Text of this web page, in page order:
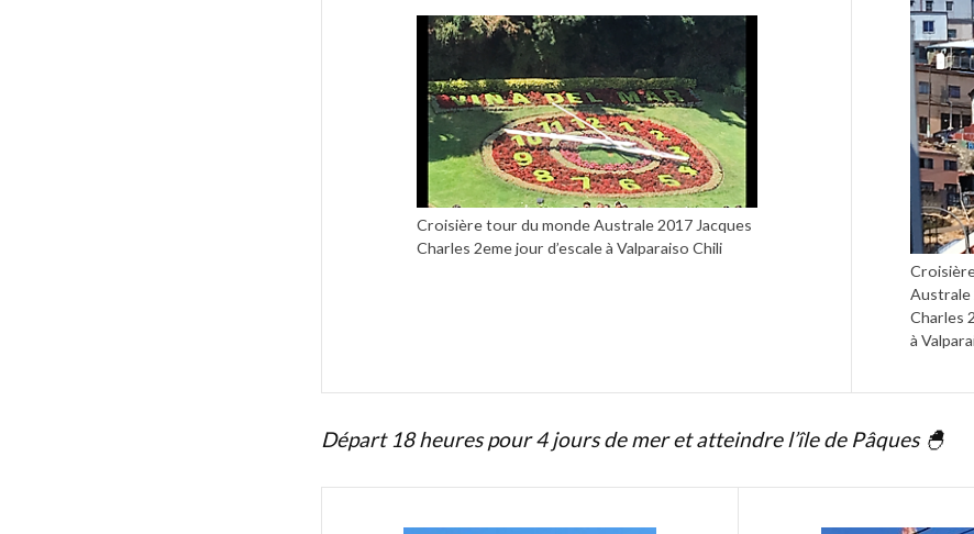
Croisière tour du monde Australe 2017 Jacques
Charles 2eme jour d’escale à Valparaiso Chili
Australe
Charles
à
Départ 18 heures pour 4 jours de mer et atteindre l’île de Pâques 🐣